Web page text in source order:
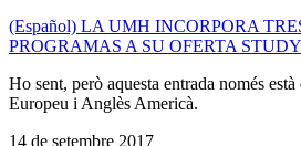
(Español) LA UMH INCORPORA
PROGRAMAS A SU OFERTA
Ho sent, però aquesta entrada només
Europeu i Anglès Americà.
14 de setembre 2017